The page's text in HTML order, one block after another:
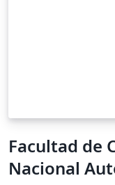
Facultad de
Nacional